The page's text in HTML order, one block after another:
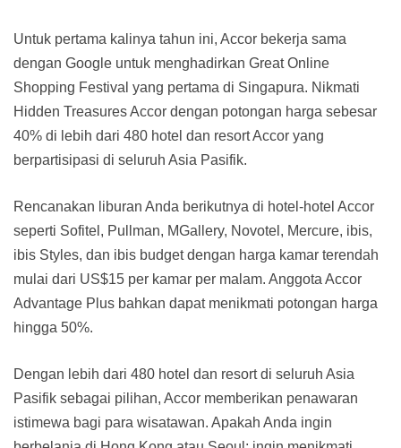
Untuk pertama kalinya tahun ini, Accor bekerja sama
dengan Google untuk menghadirkan Great Online
Shopping Festival yang pertama di Singapura. Nikmati
Hidden Treasures Accor dengan potongan harga sebesar
40% di lebih dari 480 hotel dan resort Accor yang
berpartisipasi di seluruh Asia Pasifik.
Rencanakan liburan Anda berikutnya di hotel-hotel Accor
seperti Sofitel, Pullman, MGallery, Novotel, Mercure, ibis,
ibis Styles, dan ibis budget dengan harga kamar terendah
mulai dari US$15 per kamar per malam. Anggota Accor
Advantage Plus bahkan dapat menikmati potongan harga
hingga 50%.
Dengan lebih dari 480 hotel dan resort di seluruh Asia
Pasifik sebagai pilihan, Accor memberikan penawaran
istimewa bagi para wisatawan. Apakah Anda ingin